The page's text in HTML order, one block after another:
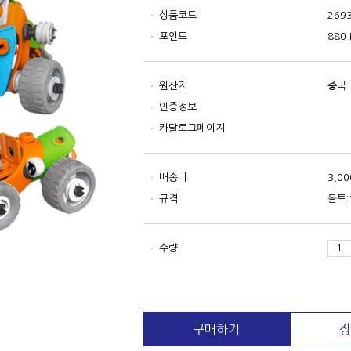
상품코드
포인트 880
원산지 중국
인증정보
카달로그페이지
배송비
규격 볼트
수량
구매하기